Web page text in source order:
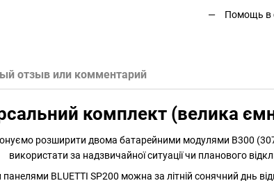
Помощь в
отзыв или комментарий
комплект (велика
розширити двома батарейними модулями B300
використати за надзвичайної ситуації чи планового
BLUETTI SP200 можна за літній сонячний днь